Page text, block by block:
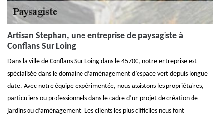
Artisan Stephan, une entreprise de paysagiste à
Conflans Sur Loing
Dans la ville de Conflans Sur Loing dans le 45700, notre entreprise est
spécialisée dans le domaine d’aménagement d’espace vert depuis longue
date. Avec notre équipe expérimentée, nous assistons les propriétaires,
particuliers ou professionnels dans le cadre d’un projet de création de
jardins ou d’aménagement. Les clients les plus difficiles nous font